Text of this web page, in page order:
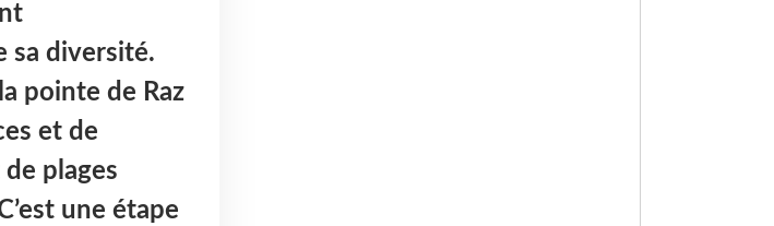
sa diversité.
pointe de Raz
et de
plages
une étape